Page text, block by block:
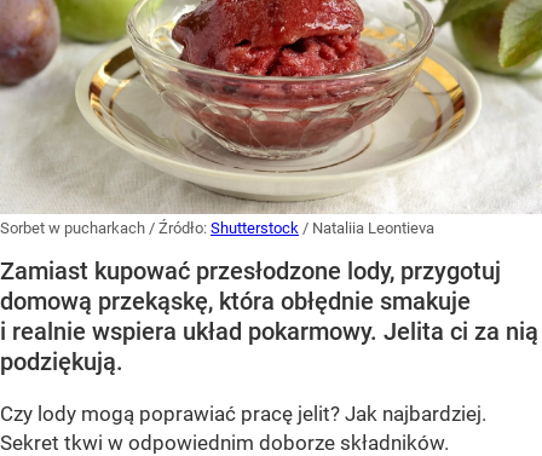
Sorbet w pucharkach / Źródło: Shutterstock / Nataliia Leontieva
Zamiast kupować przesłodzone lody, przygotuj
domową przekąskę, która obłędnie smakuje
i realnie wspiera układ pokarmowy. Jelita ci za nią
podziękują.
Czy lody mogą poprawiać pracę jelit? Jak najbardziej.
Sekret tkwi w odpowiednim doborze składników.